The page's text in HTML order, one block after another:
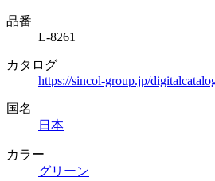
品番
L-8261
カタログ
https://sincol-group.jp/
国名
日本
カラー
グリーン